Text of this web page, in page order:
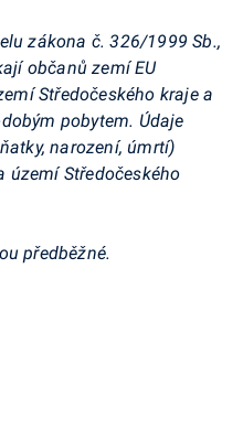
zákona č. 326/1999 Sb.,
občanů zemí EU
Středočeského kraje a
pobytem. Údaje
narození, úmrtí)
území Středočeského
předběžné.